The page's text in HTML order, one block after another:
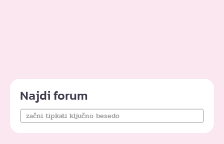
Najdi forum